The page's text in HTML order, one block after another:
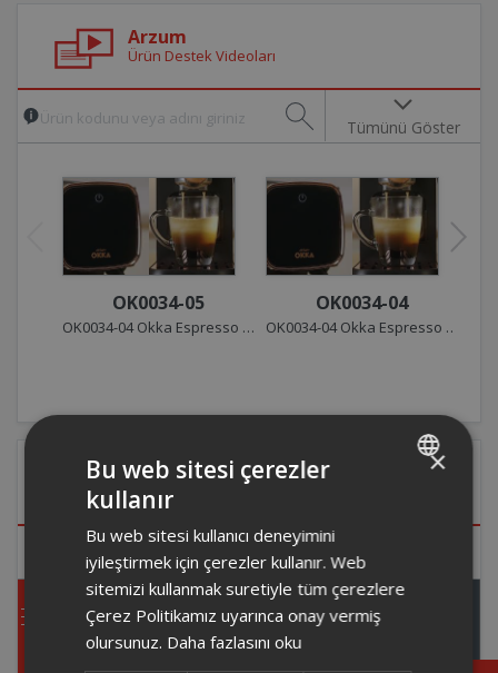
Arzum
Ürün Destek Videoları
Tümünü Göster
OK0034-05
OK0034-04 Okka Espresso Solo Yarı Otomatik Espresso Makinesi Tanıtım Videosu
OK0034-04
OK0034-04 Okka Espresso Solo Yarı Otomatik Espresso Makinesi Tanıtım Videosu
Destek
Merkezi
Ürünler
×
Bu web sitesi çerezler
kullanır
Bu web sitesi kullanıcı deneyimini
iyileştirmek için çerezler kullanır. Web
sitemizi kullanmak suretiyle tüm çerezlere
Çerez Politikamız uyarınca onay vermiş
olursunuz. Daha fazlasını oku